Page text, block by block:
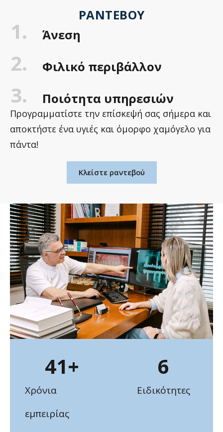
ΡΑΝΤΕΒΟΎ
1. Άνεση
2. Φιλικό περιβάλλον
3. Ποιότητα υπηρεσιών
Προγραμματίστε την επίσκεψή σας σήμερα και
αποκτήστε ένα υγιές και όμορφο χαμόγελο για
πάντα!
Κλείστε ραντεβού
Χρόνια
εμπειρίας
41+
Ειδικότητες
6